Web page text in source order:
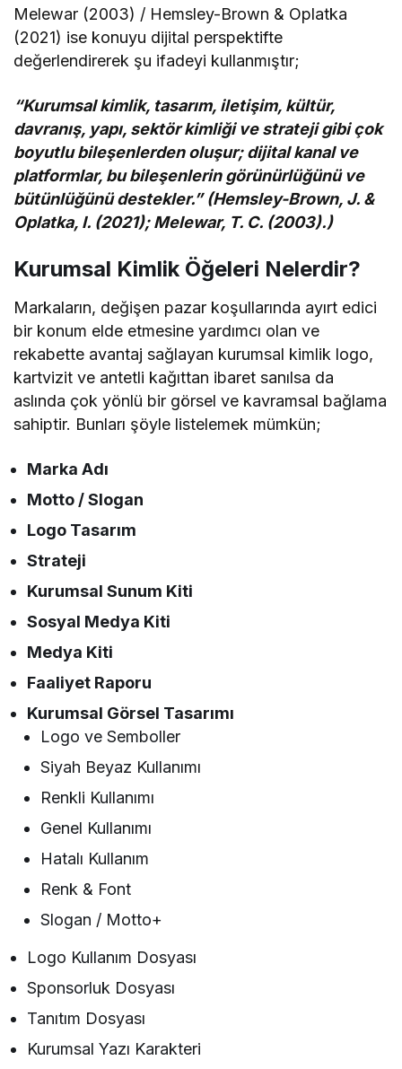
Melewar (2003) / Hemsley-Brown & Oplatka
(2021) ise konuyu dijital perspektifte
değerlendirerek şu ifadeyi kullanmıştır;
“Kurumsal kimlik, tasarım, iletişim, kültür,
davranış, yapı, sektör kimliği ve strateji gibi çok
boyutlu bileşenlerden oluşur; dijital kanal ve
platformlar, bu bileşenlerin görünürlüğünü ve
bütünlüğünü destekler.” (Hemsley-Brown, J. &
Oplatka, I. (2021); Melewar, T. C. (2003).)
Kurumsal Kimlik Öğeleri Nelerdir?
Markaların, değişen pazar koşullarında ayırt edici
bir konum elde etmesine yardımcı olan ve
rekabette avantaj sağlayan kurumsal kimlik logo,
kartvizit ve antetli kağıttan ibaret sanılsa da
aslında çok yönlü bir görsel ve kavramsal bağlama
sahiptir. Bunları şöyle listelemek mümkün;
Marka Adı
Motto / Slogan
Logo Tasarım
Strateji
Kurumsal Sunum Kiti
Sosyal Medya Kiti
Medya Kiti
Faaliyet Raporu
Kurumsal Görsel Tasarımı
Logo ve Semboller
Siyah Beyaz Kullanımı
Renkli Kullanımı
Genel Kullanımı
Hatalı Kullanım
Renk & Font
Slogan / Motto+
Logo Kullanım Dosyası
Sponsorluk Dosyası
Tanıtım Dosyası
Kurumsal Yazı Karakteri